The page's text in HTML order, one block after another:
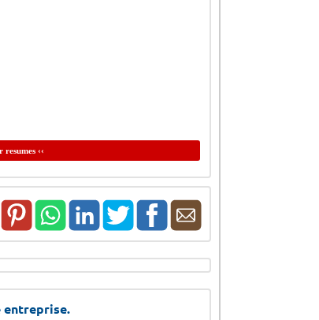
resumes ‹‹
entreprise.